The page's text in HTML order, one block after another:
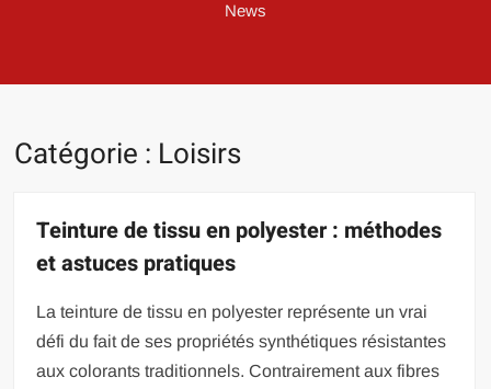
News
Catégorie : Loisirs
Teinture de tissu en polyester : méthodes
et astuces pratiques
La teinture de tissu en polyester représente un vrai
défi du fait de ses propriétés synthétiques résistantes
aux colorants traditionnels. Contrairement aux fibres